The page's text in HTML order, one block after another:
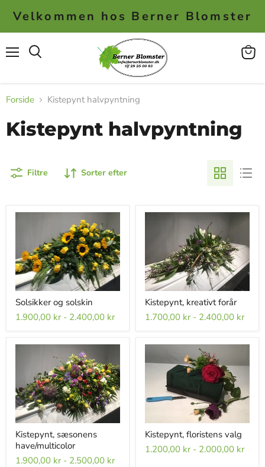
Velkommen hos Berner Blomster
Se
Forside Kistepynt halvpyntning
Kistepynt halvpyntning
Filtre Sorter efter
Solsikker og solskin
1.900,00 kr- 2.400,00 kr
Kistepynt, kreativt forår
1.700,00 kr- 2.400,00 kr
Kistepynt, sæsonens
have/multicolor
1.900,00 kr- 2.500,00 kr
Kistepynt, floristens valg
1.200,00 kr- 2.000,00 kr